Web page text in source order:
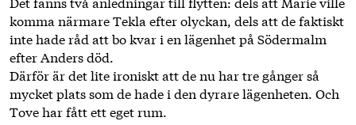
komma närmare Tekla efter olyckan, dels att de faktiskt
inte hade råd att bo kvar i en lägenhet på Södermalm
efter Anders död.
Därför är det lite ironiskt att de nu har tre gånger så
mycket plats som de hade i den dyrare lägenheten. Och
Tove har fått ett eget rum.